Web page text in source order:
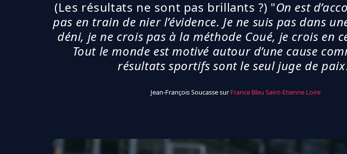
(Les résultats ne sont pas brillants ?) "On est
pas en train de nier l’évidence. Je ne suis pas dans
déni, je ne crois pas à la méthode Coué, je crois en
Tout le monde est motivé autour d’une cause
résultats sportifs sont le seul juge de paix
Jean-François Soucasse sur France Bleu Saint-Etienne Loire